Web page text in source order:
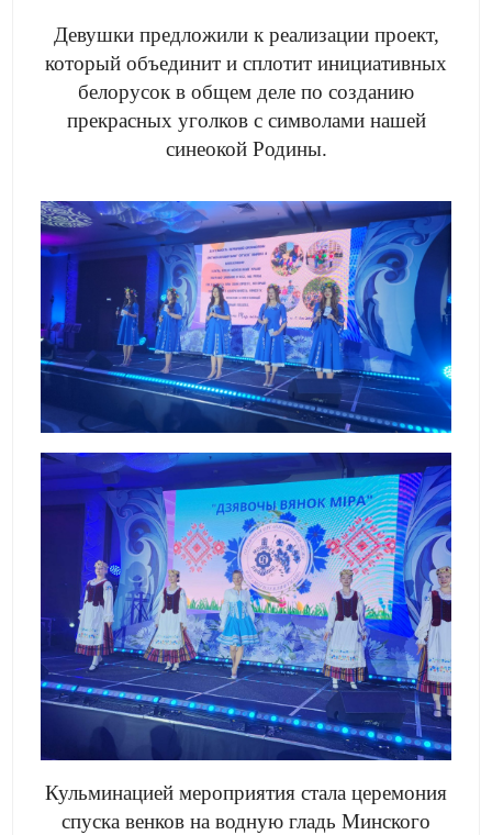
Девушки предложили к реализации проект,
который объединит и сплотит инициативных
белорусок в общем деле по созданию
прекрасных уголков с символами нашей
синеокой Родины.
Кульминацией мероприятия стала церемония
спуска венков на водную гладь Минского